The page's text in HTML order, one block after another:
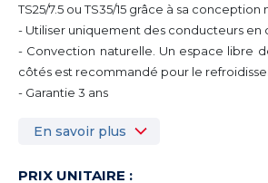
TS25/7.5 ou TS35/15 grâce à sa
- Utiliser uniquement des conducteurs en
- Convection naturelle. Un espace libre
côtés est recommandé pour le
- Garantie 3 ans
En savoir plus
PRIX UNITAIRE :